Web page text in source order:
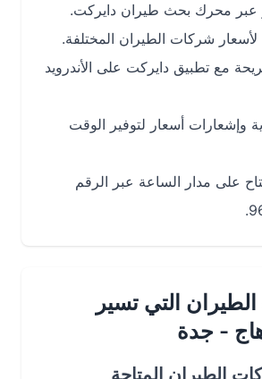
محرك بحث طيران دايركت.
شركات الطيران المختلفة.
تطبيق دايركت على الأندرويد
أسعار لتوفير الوقت
مدار الساعة عبر الرقم
التي تسير
جدة
المتاحة